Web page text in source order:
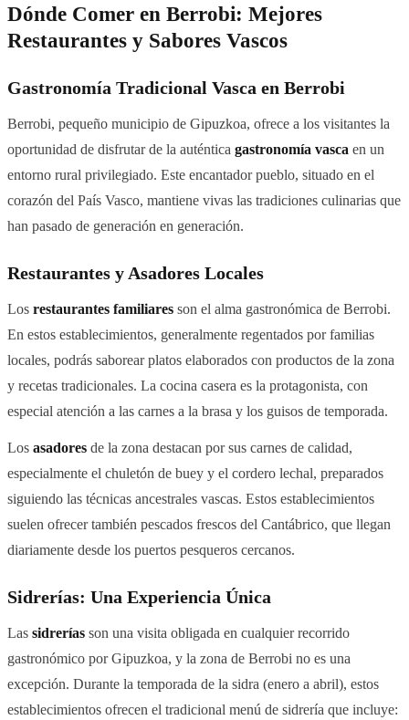
Dónde Comer en Berrobi: Mejores
Restaurantes y Sabores Vascos
Gastronomía Tradicional Vasca en Berrobi
Berrobi, pequeño municipio de Gipuzkoa, ofrece a los visitantes la
oportunidad de disfrutar de la auténtica gastronomía vasca en un
entorno rural privilegiado. Este encantador pueblo, situado en el
corazón del País Vasco, mantiene vivas las tradiciones culinarias que
han pasado de generación en generación.
Restaurantes y Asadores Locales
Los restaurantes familiares son el alma gastronómica de Berrobi.
En estos establecimientos, generalmente regentados por familias
locales, podrás saborear platos elaborados con productos de la zona
y recetas tradicionales. La cocina casera es la protagonista, con
especial atención a las carnes a la brasa y los guisos de temporada.
Los asadores de la zona destacan por sus carnes de calidad,
especialmente el chuletón de buey y el cordero lechal, preparados
siguiendo las técnicas ancestrales vascas. Estos establecimientos
suelen ofrecer también pescados frescos del Cantábrico, que llegan
diariamente desde los puertos pesqueros cercanos.
Sidrerías: Una Experiencia Única
Las sidrerías son una visita obligada en cualquier recorrido
gastronómico por Gipuzkoa, y la zona de Berrobi no es una
excepción. Durante la temporada de la sidra (enero a abril), estos
establecimientos ofrecen el tradicional menú de sidrería que incluye: